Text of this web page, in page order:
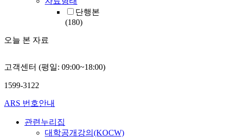
단행본
(180)
오늘 본 자료
고객센터 (평일: 09:00~18:00)
1599-3122
ARS 번호안내
관련누리집
대학공개강의(KOCW)